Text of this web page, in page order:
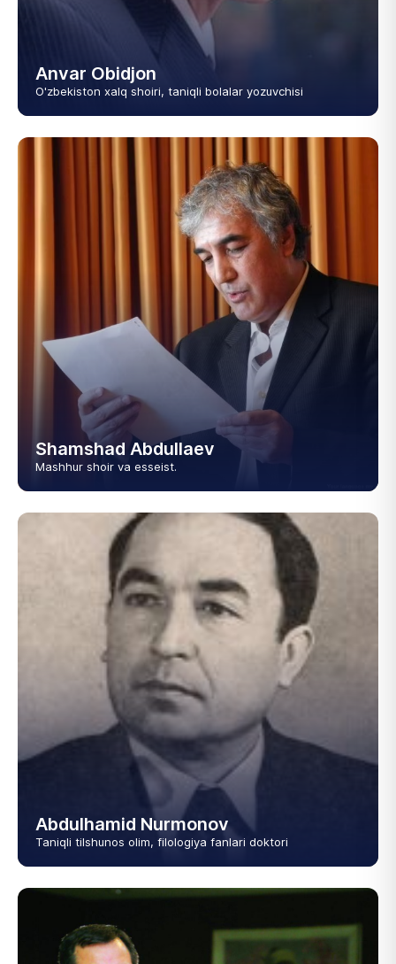
Anvar Obidjon
O'zbekiston xalq shoiri, taniqli bolalar yozuvchisi
Shamshad Abdullaev
Mashhur shoir va esseist.
Abdulhamid Nurmonov
Taniqli tilshunos olim, filologiya fanlari doktori